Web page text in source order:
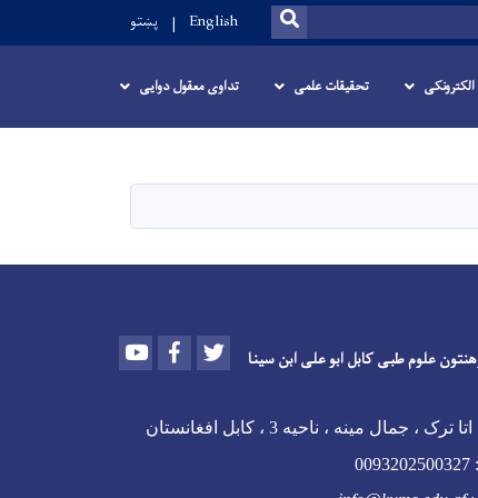
SEARCH
English پښتو
تحقیقات علمی تداوی معقول دوایی
علوم طبی کابل ابو علی ابن سینا Youtube Facebook Twitter
ترک ، جمال مینه ، ناحیه 3 ، کابل افغانستان
: